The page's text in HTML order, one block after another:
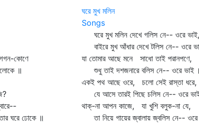
কোণে
॥
ঘরে ঢোকে ॥
ঘরে মুখ মলিন
Songs
ঘরে মুখ মলিন দেখে গলিস নে-- ওরে ভাই,
বাইরে মুখ আঁধার দেখে টলিস নে-- ওরে
যা তোমার আছে মনে সাধো তাই পরানপণে,
শুধু তাই দশজনারে বলিস নে-- ওরে ভাই
একই পথ আছে ওরে, চলো সেই রাস্তা ধরে,
যে আসে তারই পিছে চলিস নে-- ওরে
থাক্‌-না আপন কাজে, যা খুশি বলুক-না যে,
তা নিয়ে গায়ের জ্বালায় জ্বলিস নে--